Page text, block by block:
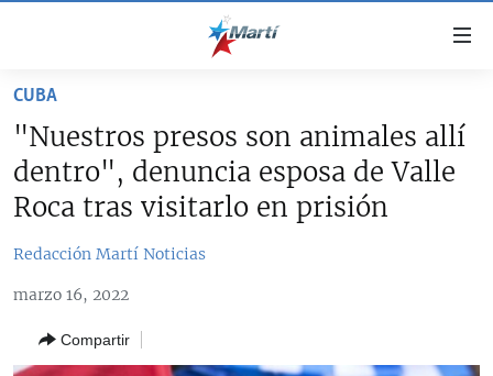
accesibilidad
contenido
principal
navegación
principal
CUBA
SOBRE CUBA
ESTADOS UNIDOS
DEPORTES
CUBA
"Nuestros presos son animales allí
dentro", denuncia esposa de Valle
Roca tras visitarlo en prisión
Redacción Martí Noticias
marzo 16, 2022
Compartir